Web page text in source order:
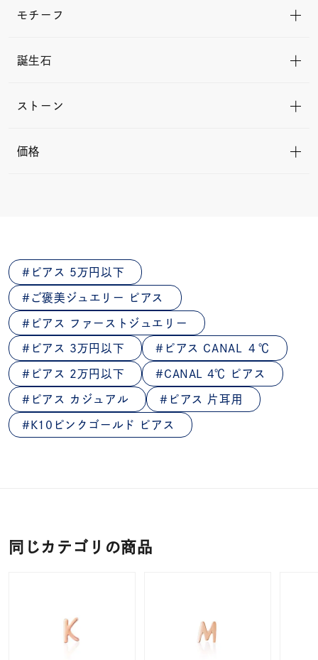
モチーフ
誕生石
ストーン
価格
ピアス 5万円以下
ご褒美ジュエリー ピアス
ピアス ファーストジュエリー
ピアス 3万円以下 ピアス CANAL ４℃
ピアス 2万円以下 CANAL 4℃ ピアス
ピアス カジュアル ピアス 片耳用
K10ピンクゴールド ピアス
同じカテゴリの商品